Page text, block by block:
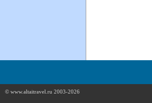
© www.altaitravel.ru 2003-2026